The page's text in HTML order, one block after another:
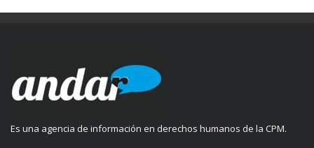
Es una agencia de información en derechos humanos de la CPM.